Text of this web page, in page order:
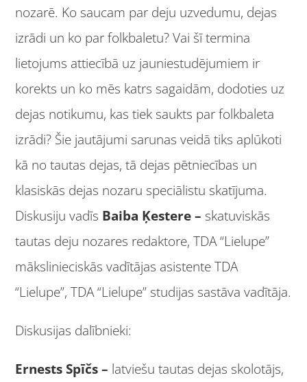
nozarē. Ko saucam par deju uzvedumu, dejas
izrādi un ko par folkbaletu? Vai šī termina
lietojums attiecībā uz jauniestudējumiem ir
korekts un ko mēs katrs sagaidām, dodoties uz
dejas notikumu, kas tiek saukts par folkbaleta
izrādi? Šie jautājumi sarunas veidā tiks aplūkoti
kā no tautas dejas, tā dejas pētniecības un
klasiskās dejas nozaru speciālistu skatījuma.
Diskusiju vadīs Baiba Ķestere – skatuviskās
tautas deju nozares redaktore, TDA “Lielupe”
mākslinieciskās vadītājas asistente TDA
“Lielupe”, TDA “Lielupe” studijas sastāva vadītāja.
Diskusijas dalībnieki:
Ernests Spīčs – latviešu tautas dejas skolotājs,